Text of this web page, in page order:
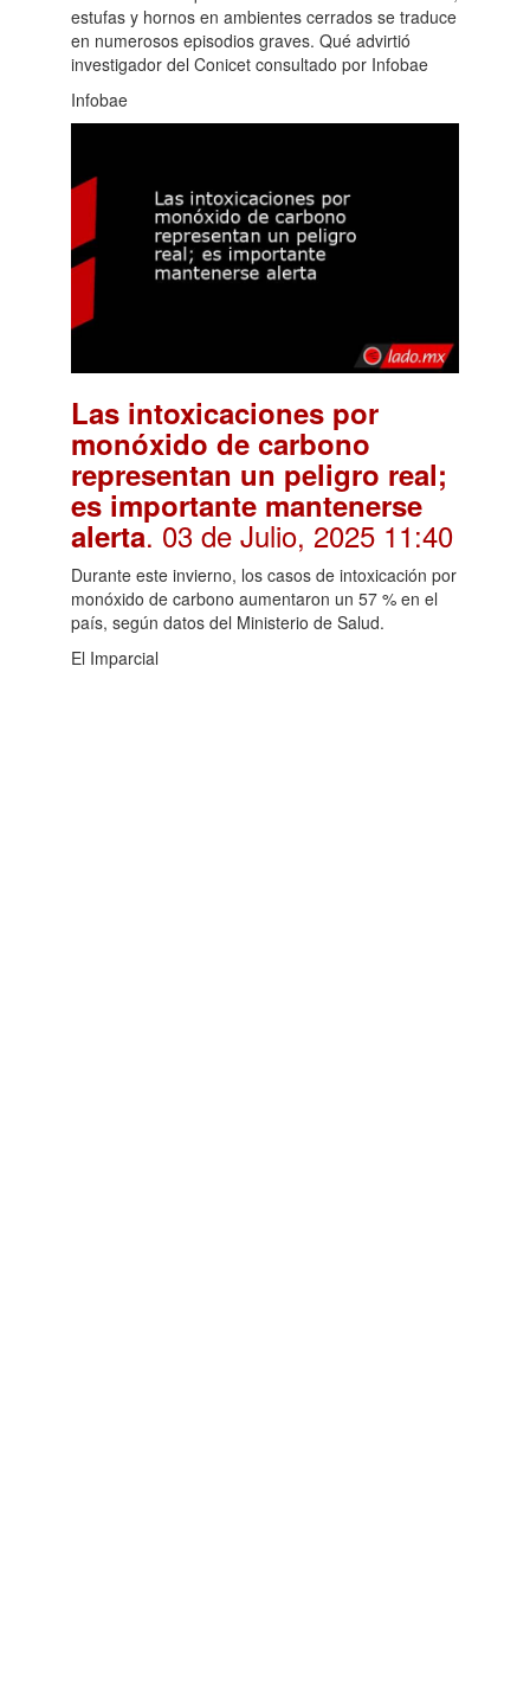
estufas y hornos en ambientes cerrados se traduce
en numerosos episodios graves. Qué advirtió
investigador del Conicet consultado por Infobae
Infobae
Las intoxicaciones por
monóxido de carbono
representan un peligro real;
es importante mantenerse
alerta. 03 de Julio, 2025 11:40
Durante este invierno, los casos de intoxicación por
monóxido de carbono aumentaron un 57 % en el
país, según datos del Ministerio de Salud.
El Imparcial